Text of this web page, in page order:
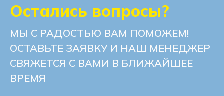
Остались вопросы?
МЫ С РАДОСТЬЮ ВАМ ПОМОЖЕМ!
ОСТАВЬТЕ ЗАЯВКУ И НАШ МЕНЕДЖЕР
СВЯЖЕТСЯ С ВАМИ В БЛИЖАЙШЕЕ
ВРЕМЯ